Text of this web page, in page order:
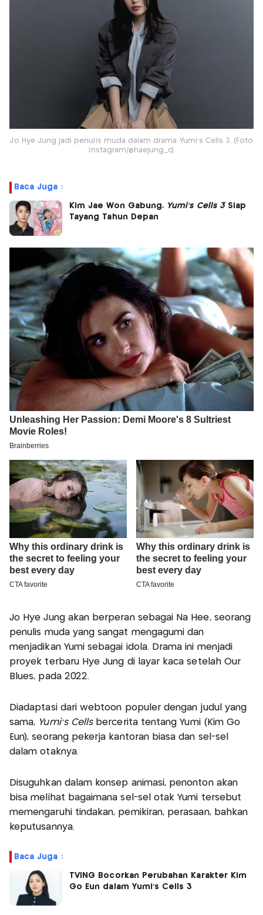
Jo Hye Jung jadi penulis muda dalam drama Yumi's Cells 3. (Foto
Instagram/@haejung_c)
Baca Juga :
Kim Jae Won Gabung, Yumi’s Cells 3Siap
Tayang Tahun Depan
Jo Hye Jung akan berperan sebagai Na Hee, seorang
penulis muda yang sangat mengagumi dan
menjadikan Yumi sebagai idola. Drama ini menjadi
proyek terbaru Hye Jung di layar kaca setelah Our
Blues, pada 2022.
Diadaptasi dari webtoon populer dengan judul yang
sama, Yumi’s Cells bercerita tentang Yumi (Kim Go
Eun), seorang pekerja kantoran biasa dan sel-sel
dalam otaknya.
Disuguhkan dalam konsep animasi, penonton akan
bisa melihat bagaimana sel-sel otak Yumi tersebut
memengaruhi tindakan, pemikiran, perasaan, bahkan
keputusannya.
Baca Juga :
TVING Bocorkan Perubahan Karakter Kim
Go Eun dalam Yumi’s Cells 3